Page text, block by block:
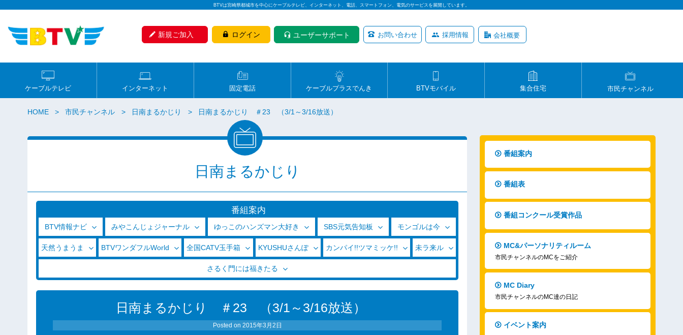
BTVは宮崎県都城市を中心にケーブルテレビ、インターネット、電話、スマートフォン、電気のサービスを展開しています。
新規ご加入 ログイン ユーザーサポート お問い合わせ 採用情報 会社概要
ケーブルテレビ インターネット 固定電話 ケーブルプラスでんき BTVモバイル 集合住宅 市民チャンネル
HOME 市民チャンネル 日南まるかじり 日南まるかじり ＃23 （3/1～3/16放送）
日南まるかじり
番組案内
BTV情報ナビ みやこんじょジャーナル ゆっこのハンズマン大好き SBS元気告知板 モンゴルは今
天然うまうま BTVワンダフルWorld 全国CATV玉手箱 KYUSHUさんぽ カンパイ!!ツマミッケ!! 未ラ来ル
さるく門には福きたる
日南まるかじり ＃23 （3/1～3/16放送）
Posted on 2015年3月2日
番組案内
番組表
番組コンクール受賞作品
MC&パーソナリティルーム
市民チャンネルのMCをご紹介
MC Diary
市民チャンネルのMC達の日記
イベント案内